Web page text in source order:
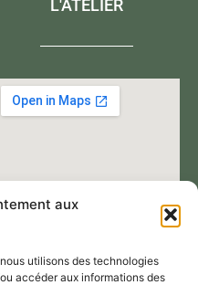
aux
utilisons des technologies
accéder aux informations des
L'ATELIER